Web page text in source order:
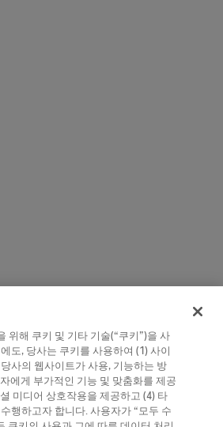
위해 쿠키 및 기타 기술(“쿠키”)을 사
도, 당사는 쿠키를 사용하여 (1) 사이
사의 웹사이트가 사용, 기능하는 방
에게 부가적인 기능 및 맞춤화를 제공
미디어 상호작용을 제공하고 (4) 타
행하고자 합니다. 사용자가 “모두 수